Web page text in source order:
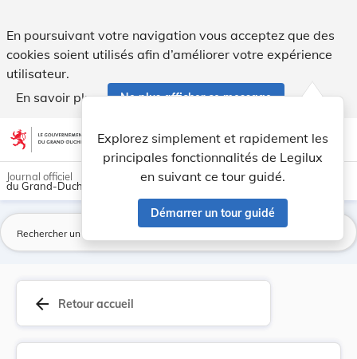
En poursuivant votre navigation vous acceptez que des
cookies soient utilisés afin d’améliorer votre expérience
utilisateur.
En savoir plus
Ne plus afficher ce message
Aller au contenu account_circle help Aide
Explorez simplement et rapidement les
principales fonctionnalités de Legilux
en suivant ce tour guidé.
Démarrer un tour guidé
light_mode dark_mode
Journal officiel
du Grand-Duché de Luxembourg
arrow_back Retour accueil